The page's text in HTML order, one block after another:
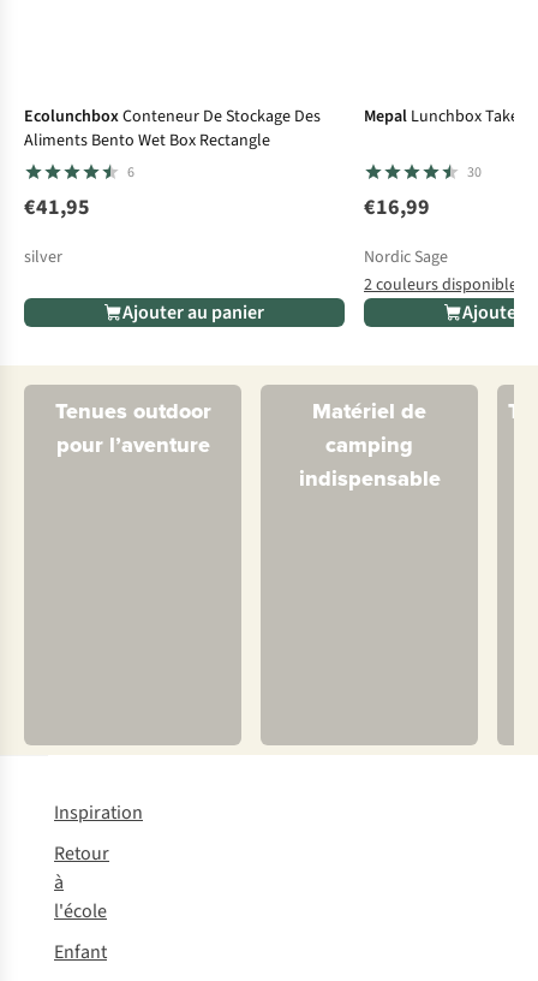
EcolunchboxConteneur De Stockage Des
Aliments Bento Wet Box Rectangle
6
€41,95
silver
Ajouter au panier
Mepal Lunchbox Take
30
€16,99
Nordic Sage
2 couleurs disponibles
Ajouter
Tenues outdoor
pour l’aventure
Matériel de
camping
indispensable
Inspiration
Retour
à
l'école
Enfant